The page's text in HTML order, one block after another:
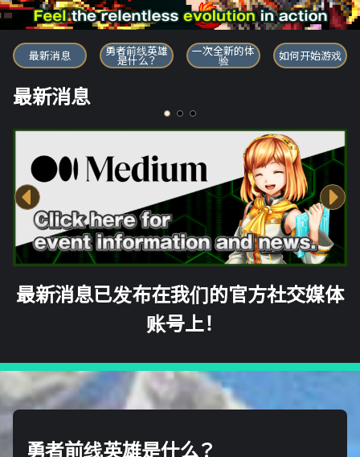
勇者前线英雄
最新消息 勇者前线英雄
是什么？
一次全新的体
验 如何开始游戏
最新消息
最新消息已发布在我们的官方社交媒体
账号上！
勇者前线英雄是什么？